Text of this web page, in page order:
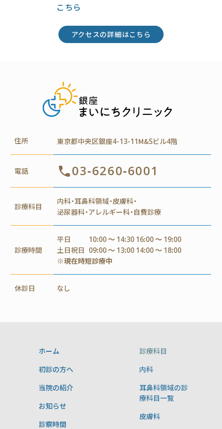
こちら
アクセスの詳細はこちら
住所 東京都中央区銀座4-13-11M&Sビル4階
電話 03-6260-6001
診療科目
内科・耳鼻科領域・皮膚科・
泌尿器科・アレルギー科・自費診療
診療時間
平日
10:00 ～ 14:30 16:00 ～ 19:00
土日祝日 09:00 ～ 13:00 14:00 ～ 18:00
※現在時短診療中
休診日 なし
ホーム
初診の方へ
当院の紹介
お知らせ
診察時間
診療科目
内科
耳鼻科領域の診
療科目一覧
皮膚科